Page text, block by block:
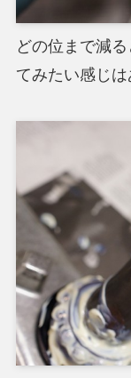
どの位まで減
てみたい感じは